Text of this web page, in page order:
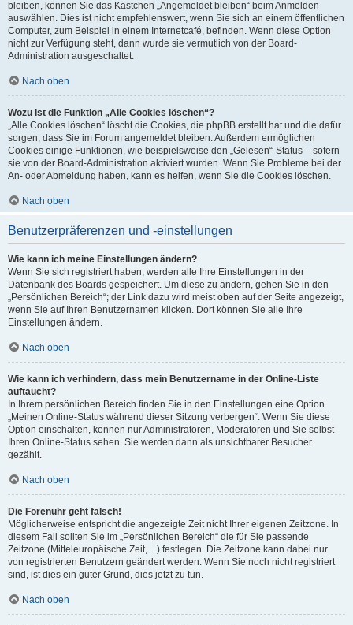
bleiben, können Sie das Kästchen „Angemeldet bleiben“ beim Anmelden
auswählen. Dies ist nicht empfehlenswert, wenn Sie sich an einem öffentlichen
Computer, zum Beispiel in einem Internetcafé, befinden. Wenn diese Option
nicht zur Verfügung steht, dann wurde sie vermutlich von der Board-
Administration ausgeschaltet.
Nach oben
Wozu ist die Funktion „Alle Cookies löschen“?
„Alle Cookies löschen“ löscht die Cookies, die phpBB erstellt hat und die dafür
sorgen, dass Sie im Forum angemeldet bleiben. Außerdem ermöglichen
Cookies einige Funktionen, wie beispielsweise den „Gelesen“-Status – sofern
sie von der Board-Administration aktiviert wurden. Wenn Sie Probleme bei der
An- oder Abmeldung haben, kann es helfen, wenn Sie die Cookies löschen.
Nach oben
Benutzerpräferenzen und -einstellungen
Wie kann ich meine Einstellungen ändern?
Wenn Sie sich registriert haben, werden alle Ihre Einstellungen in der
Datenbank des Boards gespeichert. Um diese zu ändern, gehen Sie in den
„Persönlichen Bereich“; der Link dazu wird meist oben auf der Seite angezeigt,
wenn Sie auf Ihren Benutzernamen klicken. Dort können Sie alle Ihre
Einstellungen ändern.
Nach oben
Wie kann ich verhindern, dass mein Benutzername in der Online-Liste
auftaucht?
In Ihrem persönlichen Bereich finden Sie in den Einstellungen eine Option
„Meinen Online-Status während dieser Sitzung verbergen“. Wenn Sie diese
Option einschalten, können nur Administratoren, Moderatoren und Sie selbst
Ihren Online-Status sehen. Sie werden dann als unsichtbarer Besucher
gezählt.
Nach oben
Die Forenuhr geht falsch!
Möglicherweise entspricht die angezeigte Zeit nicht Ihrer eigenen Zeitzone. In
diesem Fall sollten Sie im „Persönlichen Bereich“ die für Sie passende
Zeitzone (Mitteleuropäische Zeit, ...) festlegen. Die Zeitzone kann dabei nur
von registrierten Benutzern geändert werden. Wenn Sie noch nicht registriert
sind, ist dies ein guter Grund, dies jetzt zu tun.
Nach oben